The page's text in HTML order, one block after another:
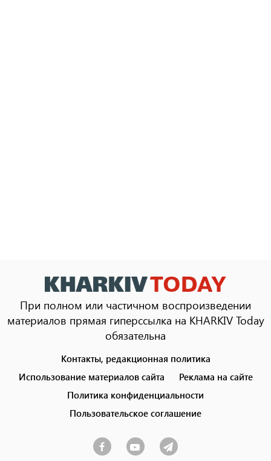
При полном или частичном воспроизведении
материалов прямая гиперссылка на KHARKIV Today
обязательна
menu
Контакты, редакционная политика
Использование материалов сайта
Реклама на сайте
Политика конфиденциальности
Пользовательское соглашение